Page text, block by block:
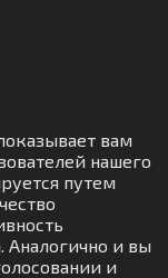
вам
нашего
путем
Аналогично и вы
и